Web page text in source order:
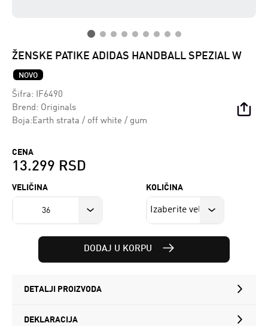
ŽENSKE PATIKE ADIDAS HANDBALL SPEZIAL W
NOVO
Šifra: IF6490
Brend: Originals
Boja:Earth strata / off white / gum
CENA
13.299 RSD
VELIČINA
36
KOLIČINA
DODAJ U KORPU
DETALJI PROIZVODA
DEKLARACIJA